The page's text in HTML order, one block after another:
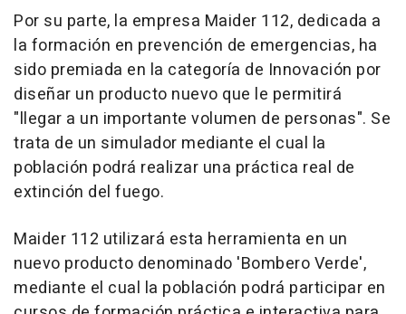
Por su parte, la empresa Maider 112, dedicada a
la formación en prevención de emergencias, ha
sido premiada en la categoría de Innovación por
diseñar un producto nuevo que le permitirá
"llegar a un importante volumen de personas". Se
trata de un simulador mediante el cual la
población podrá realizar una práctica real de
extinción del fuego.
Maider 112 utilizará esta herramienta en un
nuevo producto denominado 'Bombero Verde',
mediante el cual la población podrá participar en